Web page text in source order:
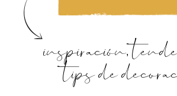
inspiración,
tips de